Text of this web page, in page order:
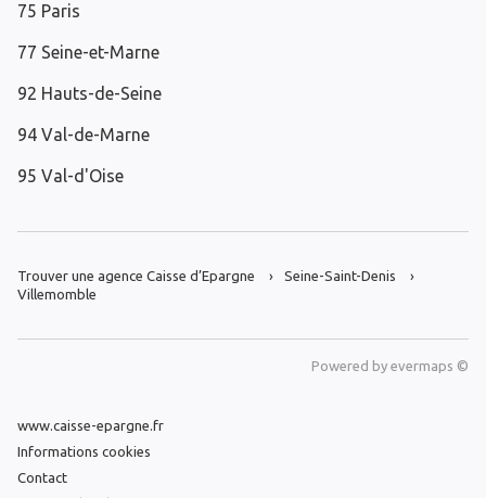
75 Paris
77 Seine-et-Marne
92 Hauts-de-Seine
94 Val-de-Marne
95 Val-d'Oise
Trouver une agence Caisse d’Epargne
Seine-Saint-Denis
Villemomble
Powered by evermaps ©
www.caisse-epargne.fr
Informations cookies
Contact